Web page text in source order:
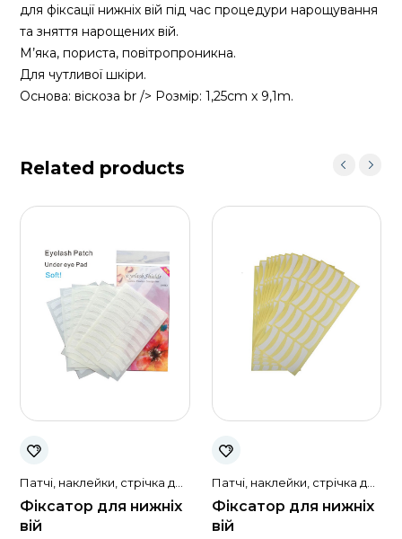
для фіксації нижніх вій під час процедури нарощування
та зняття нарощених вій.
М’яка, пориста, повітропроникна.
Для чутливої шкіри.
Основа: віскоза br /> Розмір: 1,25cm x 9,1m.
Related products
Патчі, наклейки, стрічка для
нижніх вій
Фіксатор для нижніх
вій
Патчі, наклейки, стрічка для
нижніх вій
Фіксатор для нижніх
вій